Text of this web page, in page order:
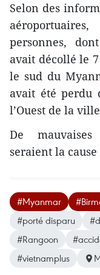
Selon des
personnes,
avait décollé le
le sud du
avait été perdu
l’Ouest de la
De mauvaises
seraient la
#Myanmar
#porté disparu
#Rangoon
#vietnamplus